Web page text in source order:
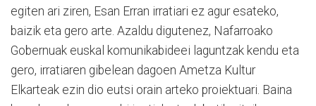
egiten ari ziren, Esan Erran irratiari ez agur esateko,
baizik eta gero arte. Azaldu digutenez, Nafarroako
Gobernuak euskal komunikabideei laguntzak kendu eta
gero, irratiaren gibelean dagoen Ametza Kultur
Elkarteak ezin dio eutsi orain arteko proiektuari. Baina